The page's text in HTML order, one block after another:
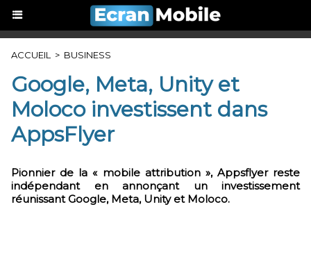
ACCUEIL > BUSINESS
​Google, Meta, Unity et
Moloco investissent dans
AppsFlyer
Pionnier de la « mobile attribution », Appsflyer reste
indépendant en annonçant un investissement
réunissant Google, Meta, Unity et Moloco.